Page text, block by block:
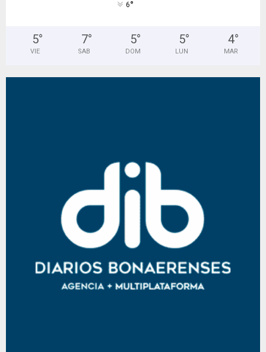
6°
5°
VIE
7°
SAB
5°
DOM
5°
LUN
4°
MAR